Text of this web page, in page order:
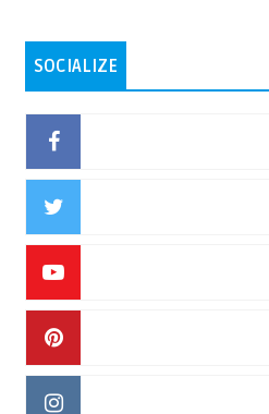
SOCIALIZE